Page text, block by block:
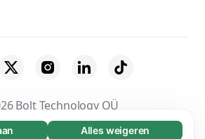
Alles weigeren
Bolt Technology OÜ